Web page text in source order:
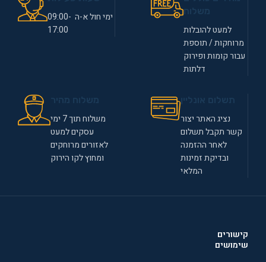
למעט להובלות
מרוחקות / תוספת
עבור קומות ופירוק
דלתות
ימי חול א-ה 09:00-
17:00
נציג האתר יצור
קשר תקבל תשלום
לאחר ההזמנה
ובדיקת זמינות
המלאי
משלוח תוך 7 ימי
עסקים למעט
לאזורים מרוחקים
ומחוץ לקו הירוק
קישורים
שימושים